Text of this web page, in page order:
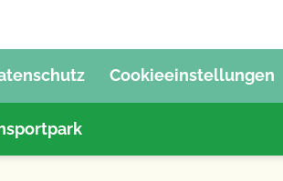
Cookieeinstellungen